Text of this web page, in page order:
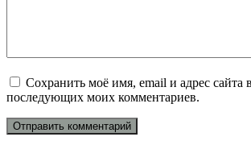
Сохранить моё имя, email и адрес сайта
последующих моих комментариев.